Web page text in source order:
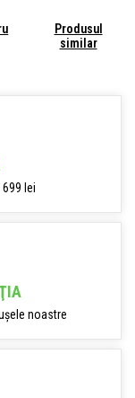
Produsul
similar
lei
noastre